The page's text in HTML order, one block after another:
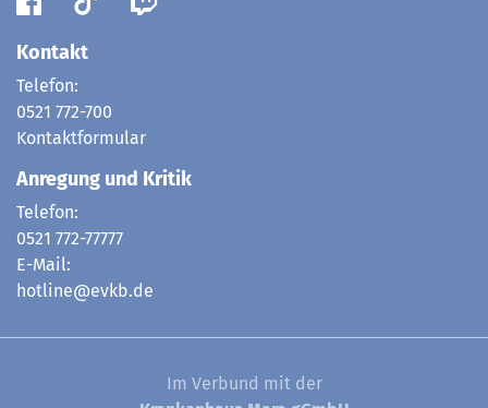
Kontakt
Telefon:
0521 772-700
Kontaktformular
Anregung und Kritik
Telefon:
0521 772-77777
E-Mail:
hotline@evkb.de
Im Verbund mit der